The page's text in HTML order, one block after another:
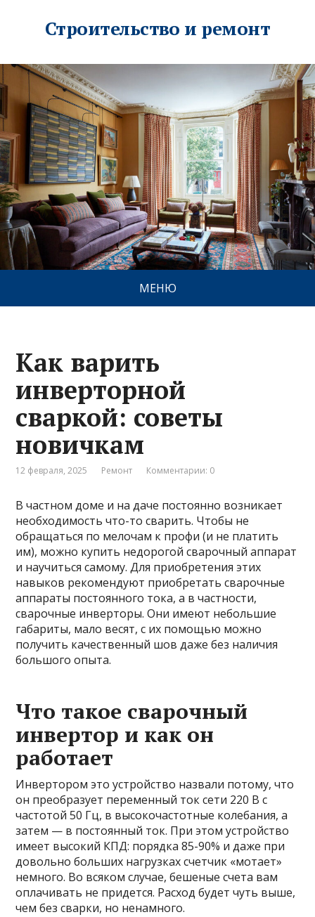
Строительство и ремонт
МЕНЮ
Как варить
инверторной
сваркой: советы
новичкам
12 февраля, 2025 Ремонт Комментарии: 0
В частном доме и на даче постоянно возникает
необходимость что-то сварить. Чтобы не
обращаться по мелочам к профи (и не платить
им), можно купить недорогой сварочный аппарат
и научиться самому. Для приобретения этих
навыков рекомендуют приобретать сварочные
аппараты постоянного тока, а в частности,
сварочные инверторы. Они имеют небольшие
габариты, мало весят, с их помощью можно
получить качественный шов даже без наличия
большого опыта.
Что такое сварочный
инвертор и как он
работает
Инвертором это устройство назвали потому, что
он преобразует переменный ток сети 220 В с
частотой 50 Гц, в высокочастотные колебания, а
затем — в постоянный ток. При этом устройство
имеет высокий КПД: порядка 85-90% и даже при
довольно больших нагрузках счетчик «мотает»
немного. Во всяком случае, бешеные счета вам
оплачивать не придется. Расход будет чуть выше,
чем без сварки, но ненамного.